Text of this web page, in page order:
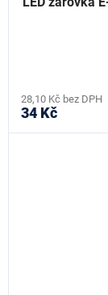
28,10 Kč bez DPH
34 Kč